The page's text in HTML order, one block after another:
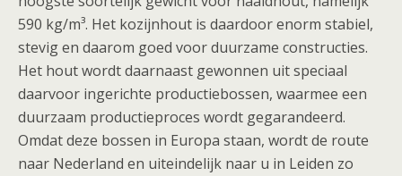
590 kg/m³. Het kozijnhout is daardoor enorm stabiel,
stevig en daarom goed voor duurzame constructies.
Het hout wordt daarnaast gewonnen uit speciaal
daarvoor ingerichte productiebossen, waarmee een
duurzaam productieproces wordt gegarandeerd.
Omdat deze bossen in Europa staan, wordt de route
naar Nederland en uiteindelijk naar u in Leiden zo